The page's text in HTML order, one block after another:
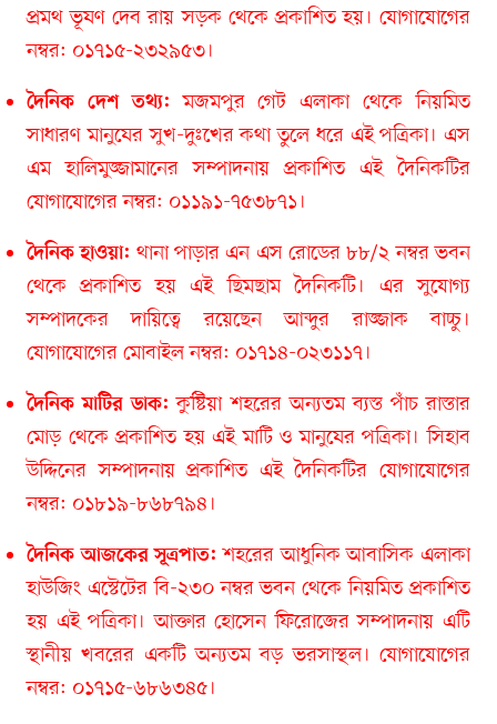
প্রমথ ভূষণ দেব রায় সড়ক থেকে প্রকাশিত হয়। যোগাযোগের
নম্বর: ০১৭১৫-২৩২৯৫৩।
দৈনিক দেশ তথ্য: মজমপুর গেট এলাকা থেকে নিয়মিত
সাধারণ মানুষের সুখ-দুঃখের কথা তুলে ধরে এই পত্রিকা। এস
এম হালিমুজ্জামানের সম্পাদনায় প্রকাশিত এই দৈনিকটির
যোগাযোগের নম্বর: ০১১৯১-৭৫৩৮৭১।
দৈনিক হাওয়া: থানা পাড়ার এন এস রোডের ৮৮/২ নম্বর ভবন
থেকে প্রকাশিত হয় এই ছিমছাম দৈনিকটি। এর সুযোগ্য
সম্পাদকের দায়িত্বে রয়েছেন আব্দুর রাজ্জাক বাচ্চু।
যোগাযোগের মোবাইল নম্বর: ০১৭১৪-০২৩১১৭।
দৈনিক মাটির ডাক: কুষ্টিয়া শহরের অন্যতম ব্যস্ত পাঁচ রাস্তার
মোড় থেকে প্রকাশিত হয় এই মাটি ও মানুষের পত্রিকা। সিহাব
উদ্দিনের সম্পাদনায় প্রকাশিত এই দৈনিকটির যোগাযোগের
নম্বর: ০১৮১৯-৮৬৮৭৯৪।
দৈনিক আজকের সূত্রপাত: শহরের আধুনিক আবাসিক এলাকা
হাউজিং এস্টেটের বি-২৩০ নম্বর ভবন থেকে নিয়মিত প্রকাশিত
হয় এই পত্রিকা। আক্তার হোসেন ফিরোজের সম্পাদনায় এটি
স্থানীয় খবরের একটি অন্যতম বড় ভরসাস্থল। যোগাযোগের
নম্বর: ০১৭১৫-৬৮৬৩৪৫।